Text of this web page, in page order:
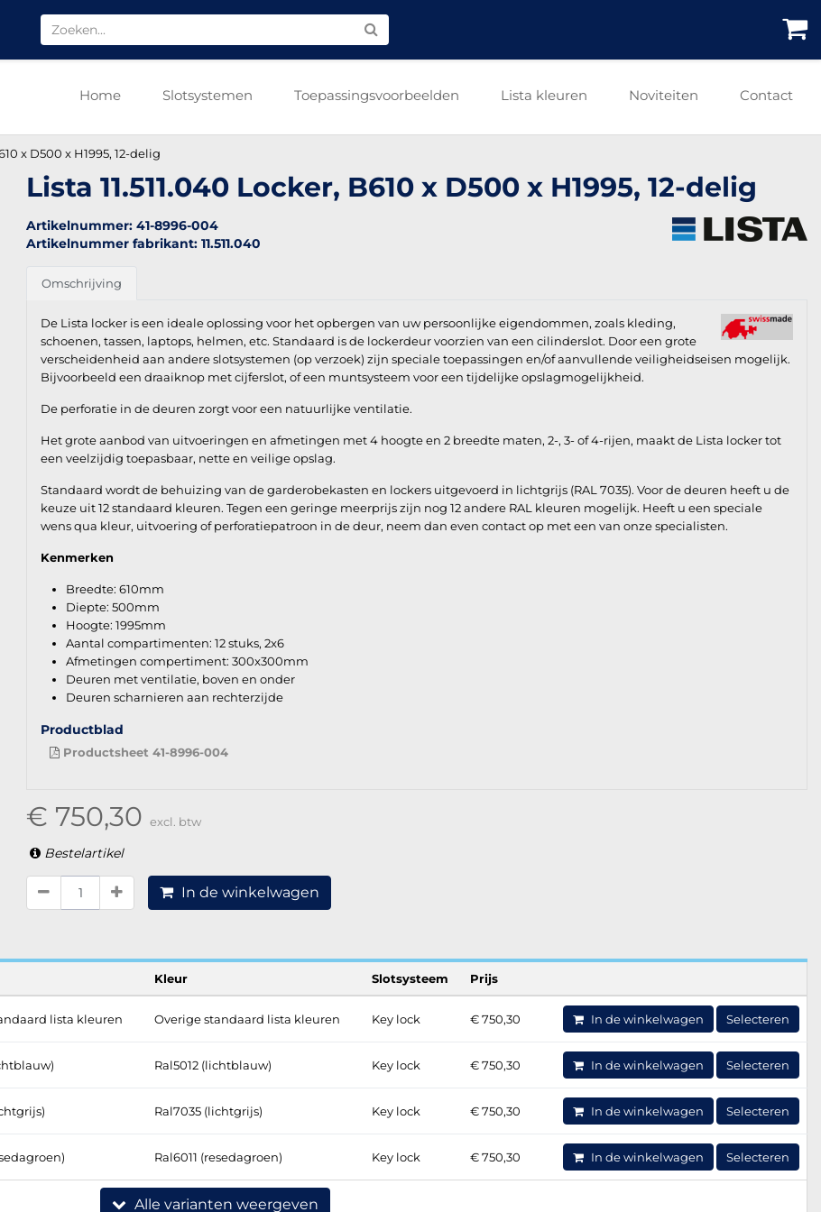
Home Slotsystemen Toepassingsvoorbeelden Lista kleuren Noviteiten Contact
x D500 x H1995, 12-delig
Lista 11.511.040 Locker, B610 x D500 x H1995, 12-delig
Artikelnummer: 41-8996-004
Artikelnummer fabrikant: 11.511.040
Omschrijving
De Lista locker is een ideale oplossing voor het opbergen van uw persoonlijke eigendommen, zoals kleding,
schoenen, tassen, laptops, helmen, etc. Standaard is de lockerdeur voorzien van een cilinderslot. Door een grote
verscheidenheid aan andere slotsystemen (op verzoek) zijn speciale toepassingen en/of aanvullende veiligheidseisen mogelijk.
Bijvoorbeeld een draaiknop met cijferslot, of een muntsysteem voor een tijdelijke opslagmogelijkheid.
De perforatie in de deuren zorgt voor een natuurlijke ventilatie.
Het grote aanbod van uitvoeringen en afmetingen met 4 hoogte en 2 breedte maten, 2-, 3- of 4-rijen, maakt de Lista locker tot
een veelzijdig toepasbaar, nette en veilige opslag.
Standaard wordt de behuizing van de garderobekasten en lockers uitgevoerd in lichtgrijs (RAL 7035). Voor de deuren heeft u de
keuze uit 12 standaard kleuren. Tegen een geringe meerprijs zijn nog 12 andere RAL kleuren mogelijk. Heeft u een speciale
wens qua kleur, uitvoering of perforatiepatroon in de deur, neem dan even contact op met een van onze specialisten.
Kenmerken
Breedte: 610mm
Diepte: 500mm
Hoogte: 1995mm
Aantal compartimenten: 12 stuks, 2x6
Afmetingen compertiment: 300x300mm
Deuren met ventilatie, boven en onder
Deuren scharnieren aan rechterzijde
Productblad
Productsheet 41-8996-004
€ 750,30 excl. btw
Bestelartikel
In de winkelwagen
Kleur Slotsysteem Prijs
lista kleuren Overige standaard lista kleuren Key lock € 750,30 In de winkelwagen Selecteren
Ral5012 (lichtblauw) Key lock € 750,30 In de winkelwagen Selecteren
Ral7035 (lichtgrijs) Key lock € 750,30 In de winkelwagen Selecteren
Ral6011 (resedagroen) Key lock € 750,30 In de winkelwagen Selecteren
Alle varianten weergeven